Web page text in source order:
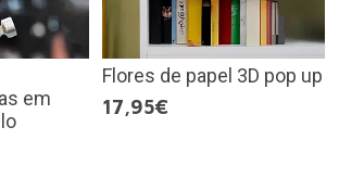
em
Flores de papel 3D pop up
17,95€